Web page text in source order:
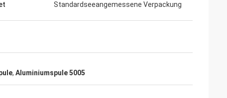
Standardseeangemessene Verpackung
, Aluminiumspule 5005